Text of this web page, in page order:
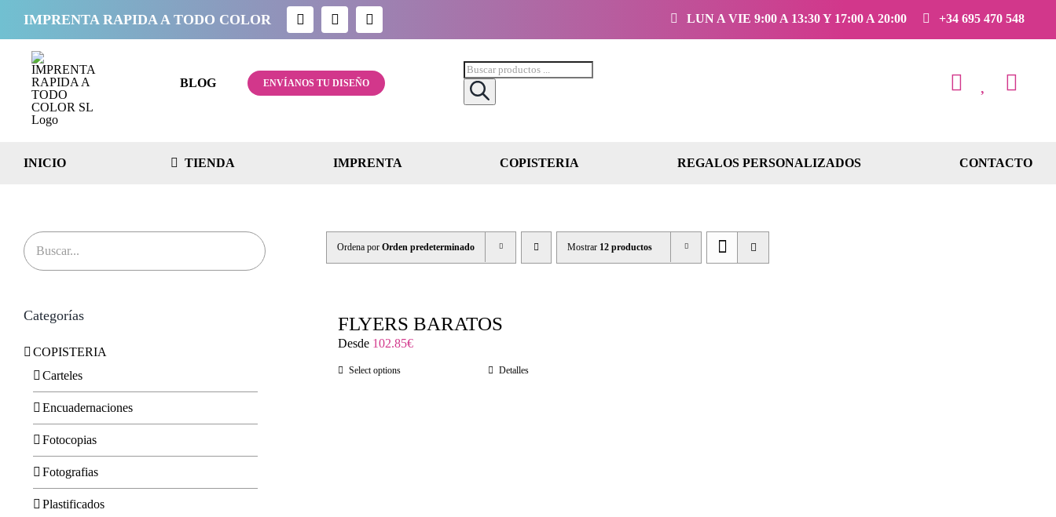
contenido
IMPRENTA RAPIDA A TODO COLOR LUN A VIE 9:00 A 13:30 Y 17:00 A 20:00 +34 695 470 548
BLOG ENVÍANOS TU DISEÑO
Búsqueda
de
productos
INICIO TIENDA IMPRENTA COPISTERIA REGALOS PERSONALIZADOS CONTACTO
Ordena porOrden predeterminado Mostrar 12 productos
FLYERS BARATOS
Desde 102.85€
Select options Detalles
Categorías
COPISTERIA
Carteles
Encuadernaciones
Fotocopias
Fotografias
Plastificados